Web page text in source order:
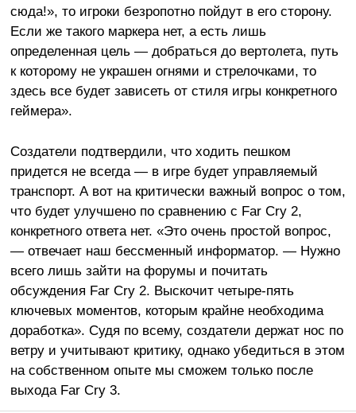
сюда!», то игроки безропотно пойдут в его сторону.
Если же такого маркера нет, а есть лишь
определенная цель — добраться до вертолета, путь
к которому не украшен огнями и стрелочками, то
здесь все будет зависеть от стиля игры конкретного
геймера».
Создатели подтвердили, что ходить пешком
придется не всегда — в игре будет управляемый
транспорт. А вот на критически важный вопрос о том,
что будет улучшено по сравнению с Far Cry 2,
конкретного ответа нет. «Это очень простой вопрос,
— отвечает наш бессменный информатор. — Нужно
всего лишь зайти на форумы и почитать
обсуждения Far Cry 2. Выскочит четыре-пять
ключевых моментов, которым крайне необходима
доработка». Судя по всему, создатели держат нос по
ветру и учитывают критику, однако убедиться в этом
на собственном опыте мы сможем только после
выхода Far Cry 3.